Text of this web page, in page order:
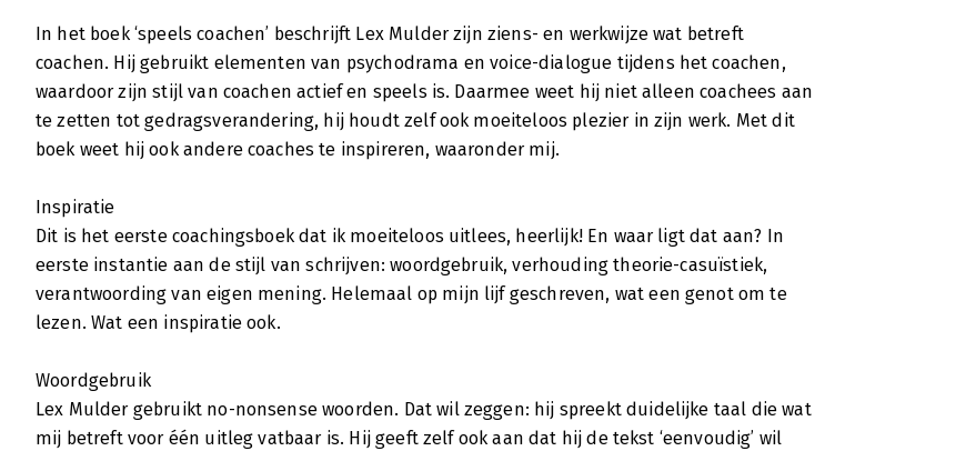
In het boek ‘speels coachen’ beschrijft Lex Mulder zijn ziens- en werkwijze wat betreft
coachen. Hij gebruikt elementen van psychodrama en voice-dialogue tijdens het coachen,
waardoor zijn stijl van coachen actief en speels is. Daarmee weet hij niet alleen coachees aan
te zetten tot gedragsverandering, hij houdt zelf ook moeiteloos plezier in zijn werk. Met dit
boek weet hij ook andere coaches te inspireren, waaronder mij.
Inspiratie
Dit is het eerste coachingsboek dat ik moeiteloos uitlees, heerlijk! En waar ligt dat aan? In
eerste instantie aan de stijl van schrijven: woordgebruik, verhouding theorie-casuïstiek,
verantwoording van eigen mening. Helemaal op mijn lijf geschreven, wat een genot om te
lezen. Wat een inspiratie ook.
Woordgebruik
Lex Mulder gebruikt no-nonsense woorden. Dat wil zeggen: hij spreekt duidelijke taal die wat
mij betreft voor één uitleg vatbaar is. Hij geeft zelf ook aan dat hij de tekst ‘eenvoudig’ wil